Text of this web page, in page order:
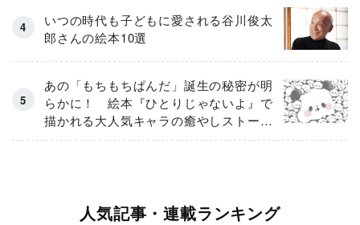
いつの時代も子どもに愛される谷川俊太
郎さんの絵本10選
あの「もちもちぱんだ」誕生の秘密が明
らかに！ 絵本『ひとりじゃないよ』で
描かれる大人気キャラの癒やしストーリ
ー
人気記事・連載ランキング